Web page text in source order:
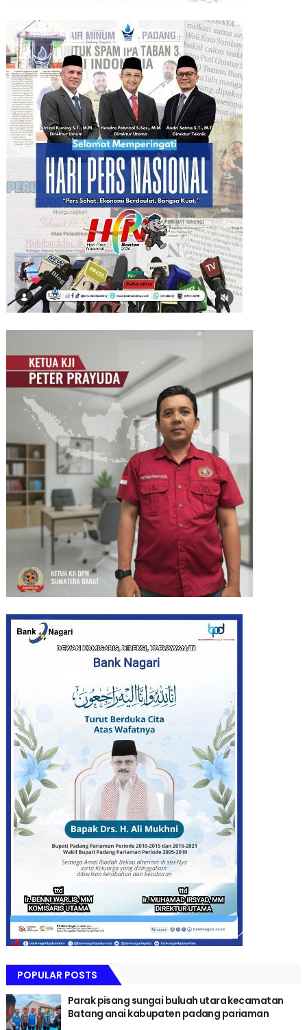
POPULAR POSTS
Parak pisang sungai buluah utara kecamatan
Batang anai kabupaten padang pariaman